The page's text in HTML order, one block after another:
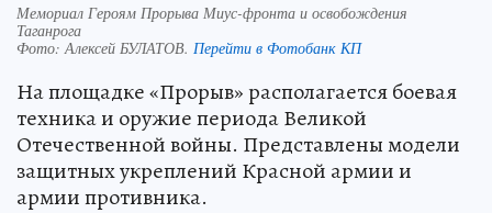
Мемориал Героям Прорыва Миус-фронта и освобождения
Таганрога
Фото: Алексей БУЛАТОВ. Перейти в Фотобанк КП
На площадке «Прорыв» располагается боевая
техника и оружие периода Великой
Отечественной войны. Представлены модели
защитных укреплений Красной армии и
армии противника.